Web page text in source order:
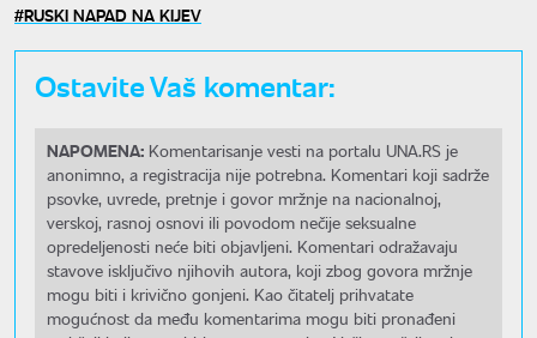
RUSKI NAPAD NA KIJEV
Ostavite Vaš komentar:
NAPOMENA: Komentarisanje vesti na portalu UNA.RS je
anonimno, a registracija nije potrebna. Komentari koji sadrže
psovke, uvrede, pretnje i govor mržnje na nacionalnoj,
verskoj, rasnoj osnovi ili povodom nečije seksualne
opredeljenosti neće biti objavljeni. Komentari odražavaju
stavove isključivo njihovih autora, koji zbog govora mržnje
mogu biti i krivično gonjeni. Kao čitatelj prihvatate
mogućnost da među komentarima mogu biti pronađeni